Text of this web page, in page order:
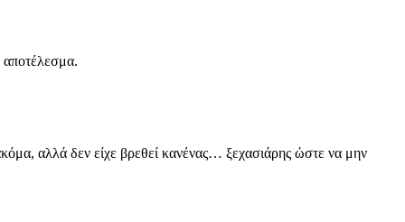
αποτέλεσμα.
αλλά δεν είχε βρεθεί κανένας… ξεχασιάρης ώστε να μην